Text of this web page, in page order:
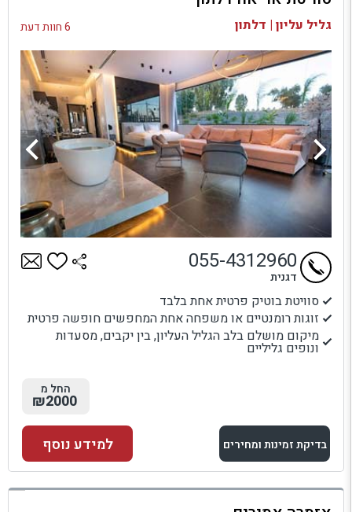
בדיקת זמינות ומחירים
גליל עליון | דלתון 6 חוות דעת
סוויטת בוטיק פרטית אחת בלבד
זוגות רומנטיים או משפחה אחת המחפשים חופשה פרטית
מיקום מושלם בלב הגליל העליון, בין יקבים, מסעדות
ונופים גליליים
055-4312960
דגנית
החל מ
₪2000
בדיקת זמינות ומחירים
למתחם זה
למידע נוסף